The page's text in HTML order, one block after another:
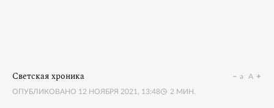
Светская хроника
ОПУБЛИКОВАНО 12 НОЯБРЯ 2021, 13:48 2 МИН.
a A